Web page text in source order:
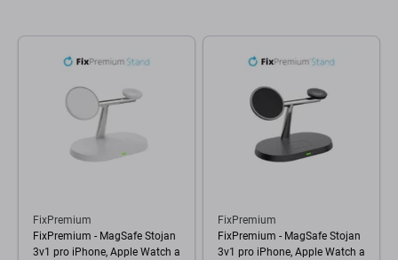
FixPremium
FixPremium - MagSafe Stojan
3v1 pro iPhone, Apple Watch a
FixPremium
FixPremium - MagSafe Stojan
3v1 pro iPhone, Apple Watch a